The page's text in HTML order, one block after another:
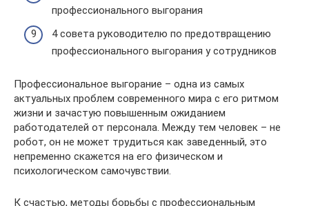
профессионального выгорания
4 совета руководителю по предотвращению
профессионального выгорания у сотрудников
Профессиональное выгорание – одна из самых
актуальных проблем современного мира с его ритмом
жизни и зачастую повышенным ожиданием
работодателей от персонала. Между тем человек – не
робот, он не может трудиться как заведенный, это
непременно скажется на его физическом и
психологическом самочувствии.
К счастью, методы борьбы с профессиональным